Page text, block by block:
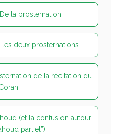
la prosternation
les deux prosternations
de la récitation du
(et la confusion autour
partiel”)